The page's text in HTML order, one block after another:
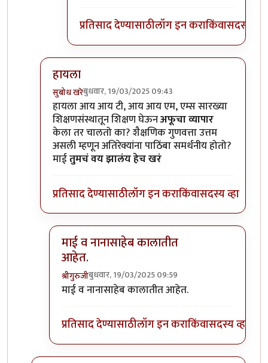
प्रतिसाद देण्यासाठीलॉग इन कराकिंवासदस्य व्हा
हायला
सुबोध खरेबुधवार, 19/03/2025 09:43
In reply toदे दणादणbyमाईसाहेब कुरसूंदीकर
हायला आय आय टी, आय आय एम, एम्स सारख्या
शिक्षणसंस्थातून शिक्षण घेऊनअफूचा व्यापार
केला तर चालतो का? शैक्षणिक गुणवत्ता उत्तम
असली म्हणून अतिरेक्यांना पाठिंबा समर्थनीय होतो?
माईतुमचं वय झालंय हेच खरं
प्रतिसाद देण्यासाठीलॉग इन कराकिंवासदस्य व्हा
माई व नानासाहेब कालातीत
आहेत.
श्रीगुरुजीबुधवार, 19/03/2025 09:59
In reply toहायलाbyसुबोध खरे
माई व नानासाहेब कालातीत आहेत.
प्रतिसाद देण्यासाठीलॉग इन कराकिंवासदस्य व्हा